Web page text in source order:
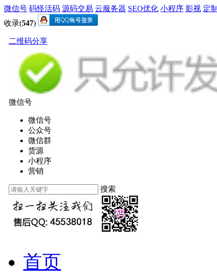
微信号 码怪活码 源码交易 云服务器 SEO优化 小程序 影视 定
收录(547)
二维码分享
微信号
微信号
公众号
微信群
货源
小程序
营销
搜索
首页